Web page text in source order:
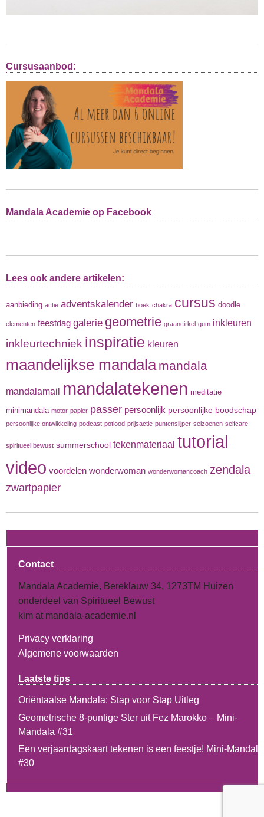
Cursusaanbod:
Mandala Academie op Facebook
Lees ook andere artikelen:
aanbieding actie adventskalender boek chakra cursus doodle
elementen feestdag galerie geometrie graancirkel gum inkleuren
inkleurtechniek inspiratie kleuren
maandelijkse mandala mandala
mandalamail mandalatekenen meditatie
minimandala motor papier passer persoonlijk persoonlijke boodschap
persoonlijke ontwikkeling podcast potlood prijsactie puntenslijper seizoenen selfcare
spiritueel bewust summerschool tekenmateriaal tutorial
video voordelen wonderwoman wonderwomancoach zendala
zwartpapier
Contact
Mandala Academie, Bereklauw 34, 1273TM Huizen
onderdeel van Spiritueel Bewust
kim at mandala-academie.nl
Privacy verklaring
Algemene voorwaarden
Laatste tips
Oriëntaalse Mandala: Stap voor Stap Uitleg
Geometrische 8-puntige Ster uit Fez Marokko – Mini-
Mandala #31
Een verjaardagskaart tekenen is een feestje! Mini-Mandala
#30